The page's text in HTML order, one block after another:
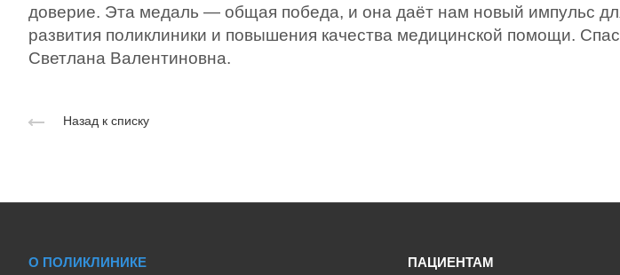
доверие. Эта медаль — общая победа, и она даёт нам новый импульс
развития поликлиники и повышения качества медицинской помощи.
Светлана Валентиновна.
Назад к списку
О ПОЛИКЛИНИКЕ ПАЦИЕНТАМ